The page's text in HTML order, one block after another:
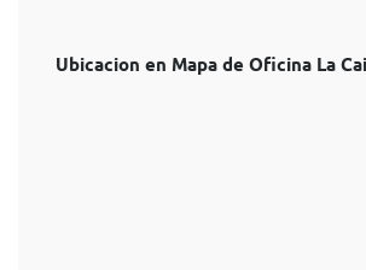
Ubicacion en Mapa de Oficina La